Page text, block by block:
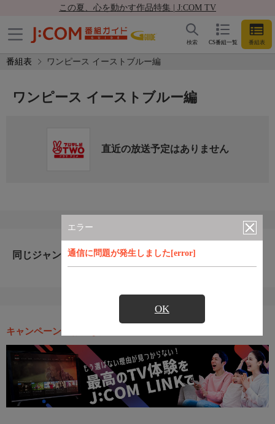
この夏、心を動かす作品特集 | J:COM TV
CS番組一覧 番組表
検索
番組表 ワンピース イーストブルー編
エラー
通信に問題が発生しました[error]
OK
ワンピース イーストブルー編
直近の放送予定はありません
同じジャンルのおすすめ番組
キャンペーン・お得な情報